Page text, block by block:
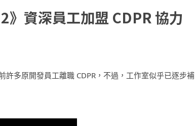
》資深員工加盟 CDPR 協力
多原開發員工離職 CDPR，不過，工作室似乎已逐步補